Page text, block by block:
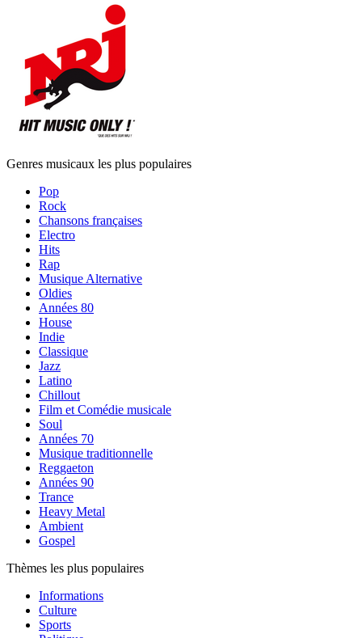
Genres musicaux les plus populaires
Pop
Rock
Chansons françaises
Electro
Hits
Rap
Musique Alternative
Oldies
Années 80
House
Indie
Classique
Jazz
Latino
Chillout
Film et Comédie musicale
Soul
Années 70
Musique traditionnelle
Reggaeton
Années 90
Trance
Heavy Metal
Ambient
Gospel
Thèmes les plus populaires
Informations
Culture
Sports